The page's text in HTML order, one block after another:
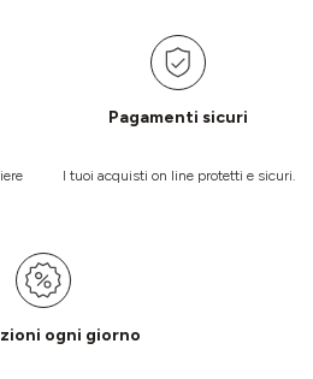
Pagamenti sicuri
I tuoi acquisti on line protetti e sicuri.
ogni giorno